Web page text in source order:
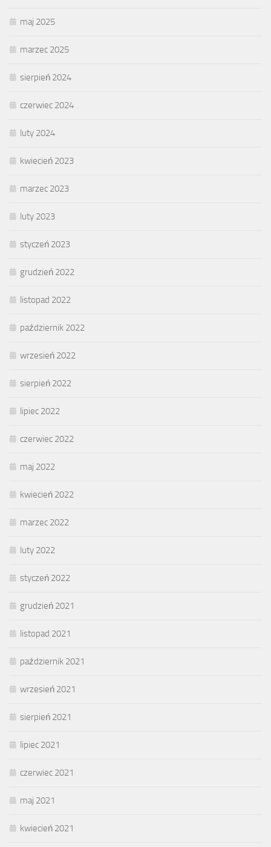
maj 2025
marzec 2025
sierpień 2024
czerwiec 2024
luty 2024
kwiecień 2023
marzec 2023
luty 2023
styczeń 2023
grudzień 2022
listopad 2022
październik 2022
wrzesień 2022
sierpień 2022
lipiec 2022
czerwiec 2022
maj 2022
kwiecień 2022
marzec 2022
luty 2022
styczeń 2022
grudzień 2021
listopad 2021
październik 2021
wrzesień 2021
sierpień 2021
lipiec 2021
czerwiec 2021
maj 2021
kwiecień 2021